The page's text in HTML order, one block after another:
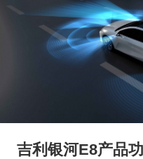
吉利银河E8产品